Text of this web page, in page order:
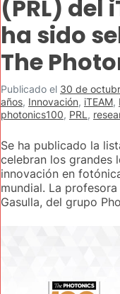
(PRL) del
ha sido
The
Publicado el 30 de
años, Innovación, iTEAM,
photonics100, PRL ,
Se ha publicado la
celebran los grandes
innovación en
mundial. La
Gasulla, del grupo